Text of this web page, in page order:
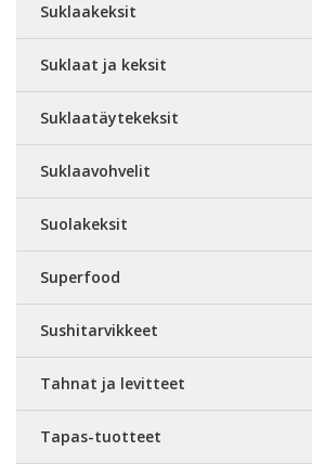
Suklaakeksit
Suklaat ja keksit
Suklaatäytekeksit
Suklaavohvelit
Suolakeksit
Superfood
Sushitarvikkeet
Tahnat ja levitteet
Tapas-tuotteet